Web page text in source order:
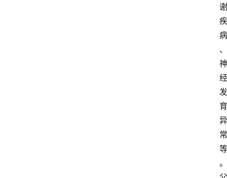
谢
疾
病
、
神
经
发
育
异
常
等
。